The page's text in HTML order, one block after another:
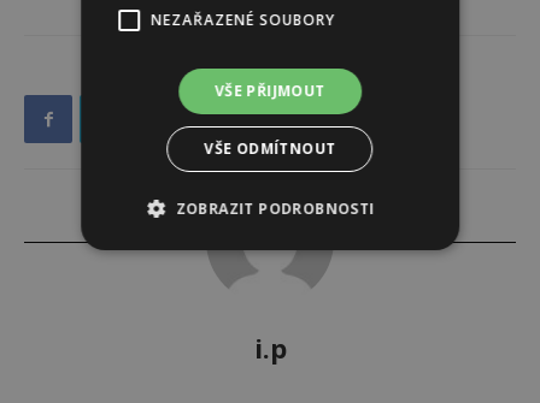
i.p
NEZAŘAZENÉ SOUBORY
VŠE PŘIJMOUT
VŠE ODMÍTNOUT
ZOBRAZIT PODROBNOSTI